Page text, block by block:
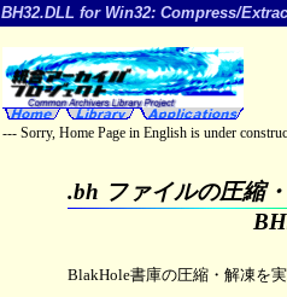
BH32.DLL for Win32: Compress/
--- Sorry, Home Page in English is under
.bh ファイルの圧縮
BlakHole書庫の圧縮・解凍を